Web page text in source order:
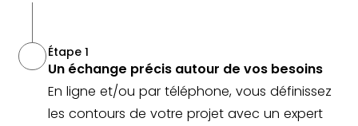
Étape 1
Un échange précis autour de vos besoins
En ligne et/ou par téléphone, vous définissez
les contours de votre projet avec un expert